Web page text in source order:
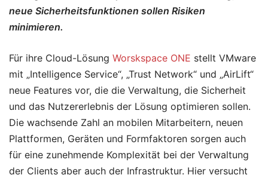
neue Sicherheitsfunktionen sollen Risiken
minimieren.
Für ihre Cloud-Lösung Worskspace ONE stellt VMware
mit „Intelligence Service“, „Trust Network“ und „AirLift“
neue Features vor, die die Verwaltung, die Sicherheit
und das Nutzererlebnis der Lösung optimieren sollen.
Die wachsende Zahl an mobilen Mitarbeitern, neuen
Plattformen, Geräten und Formfaktoren sorgen auch
für eine zunehmende Komplexität bei der Verwaltung
der Clients aber auch der Infrastruktur. Hier versucht